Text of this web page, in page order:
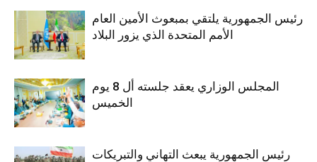
رئيس الجمهورية يلتقي بمبعوث الأمين العام
الأمم المتحدة الذي يزور البلاد
المجلس الوزاري يعقد جلسته أل 8 يوم
الخميس
رئيس الجمهورية يبعث التهاني والتبريكات